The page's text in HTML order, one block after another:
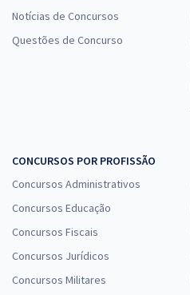
Notícias de Concursos
Questões de Concurso
CONCURSOS POR PROFISSÃO
Concursos Administrativos
Concursos Educação
Concursos Fiscais
Concursos Jurídicos
Concursos Militares